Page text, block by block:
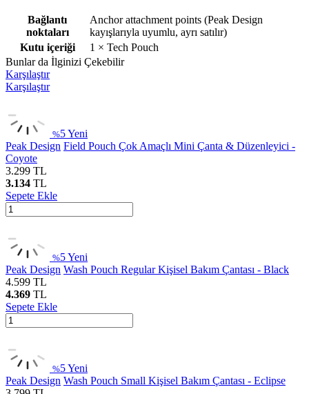
Bağlantı
noktaları
Anchor attachment points (Peak Design
kayışlarıyla uyumlu, ayrı satılır)
Kutu içeriği
1 × Tech Pouch
Bunlar da İlginizi Çekebilir
Karşılaştır
Karşılaştır
%5Yeni
Peak Design Field Pouch Çok Amaçlı Mini Çanta & Düzenleyici -
Coyote
3.299 TL
3.134 TL
Sepete Ekle
%5Yeni
Peak Design Wash Pouch Regular Kişisel Bakım Çantası - Black
4.599 TL
4.369 TL
Sepete Ekle
%5Yeni
Peak Design Wash Pouch Small Kişisel Bakım Çantası - Eclipse